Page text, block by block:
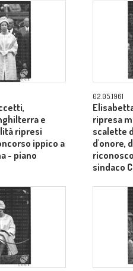
e
ripresi
ippico a
- piano
02.05.1961
ripresa
scalette
d'onore,
sindaco